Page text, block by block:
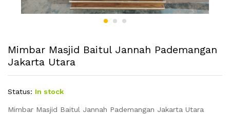
Mimbar Masjid Baitul Jannah Pademangan
Jakarta Utara
Status: In stock
Mimbar Masjid Baitul Jannah Pademangan Jakarta Utara